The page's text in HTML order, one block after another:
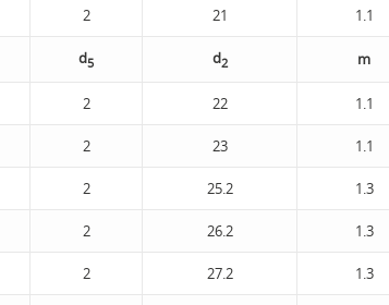
2 21 1.1
d5 d2 m
2 22 1.1
2 23 1.1
2 25.2 1.3
2 26.2 1.3
2 27.2 1.3